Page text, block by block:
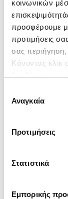
κοινωνικών
προσφέρουμε
προτιμήσεις
σας περιήγηση,
Κάνοντας κλικ
ενδιαφέρουν
συγκατάθεσης
Αναγκαία
Προτιμήσεις
Στατιστικά
Εμπορικής